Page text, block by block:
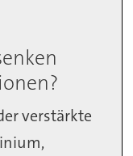
verstärkte